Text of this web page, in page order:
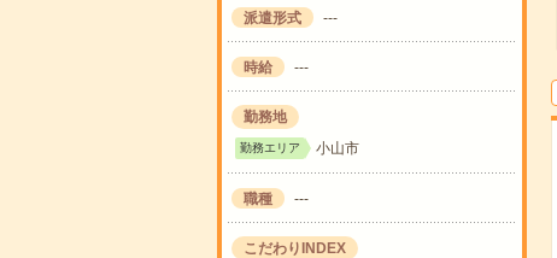
派遣形式 ---
時給 ---
勤務地
勤務エリア 小山市
職種 ---
こだわりINDEX